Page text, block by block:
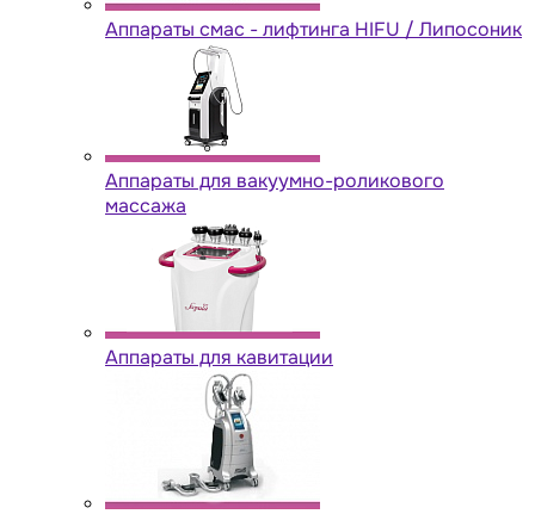
Аппараты cмас - лифтинга HIFU / Липосоник
Аппараты для вакуумно-роликового
массажа
Аппараты для кавитации